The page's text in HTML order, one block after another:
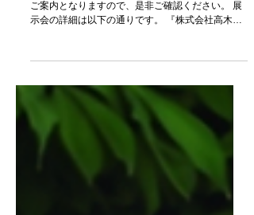
9/7〜東京展示会のお知らせ（卸業者様向
東京展示会開催のお知らせです。 卸業者様向けの
ご案内となりますので、是非ご確認ください。 展
示会の詳細は以下の通りです。 『株式会社高木ミ
(月)～１０日(木) 時間： １０：００～１８：００